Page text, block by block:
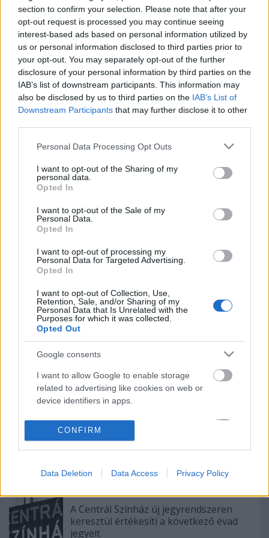
section to confirm your selection. Please note that after your
opt-out request is processed you may continue seeing
interest-based ads based on personal information utilized by
us or personal information disclosed to third parties prior to
your opt-out. You may separately opt-out of the further
disclosure of your personal information by third parties on the
IAB’s list of downstream participants. This information may
also be disclosed by us to third parties on the IAB’s List of
Downstream Participants that may further disclose it to other
Please note that this website/app uses one or more Google
not limited to your visit or usage behaviour. You may click to
grant or deny consent to Google and its third-party tags to
use your data for below specified purposes in below Google
consent section.
Personal Data Processing Opt Outs
I want to opt-out of the Sharing of my
personal data.
Opted In
I want to opt-out of the Sale of my
Personal Data.
Opted In
I want to opt-out of processing my
Personal Data for Targeted Advertising.
Opted In
I want to opt-out of Collection, Use,
Retention, Sale, and/or Sharing of my
Personal Data that Is Unrelated with the
Purposes for which it was collected.
Opted Out
Google consents
I want to allow Google to enable storage
related to advertising like cookies on web or
device identifiers in apps.
I want to allow my user data to be sent to
Google for online advertising purposes.
personalized advertising.
I want to allow Google to enable storage
related to analytics like cookies on web or
device identifiers in apps.
CONFIRM
Data Deletion Data Access Privacy Policy
Madách Színház szervezési osztályán kaphatók.
Sallai Zita művészeti titkár
Madách Kamara
1075 Budapest, Madách tér 6.
Tel: 411-0455, 267-3770, 267-3771
Fax/Üzenetrögzítő: 411-2340
sallaizita@mail.datanet.hu
www.madachkamara.hu
Ajánlott bejegyzések:
Rögtön dupla premierrel kezdi az új
évadot a Radnóti
Kamaradarabok, kortárs drámák,
koncertszínház a Teátrumban
„Csonka évadot zárni nem felemelő
érzés"
A Madách Színház zárt ajtók mellett is
A Centrál Színház új jegyrendszeren
keresztül értékesíti a következő évad
jegyeit